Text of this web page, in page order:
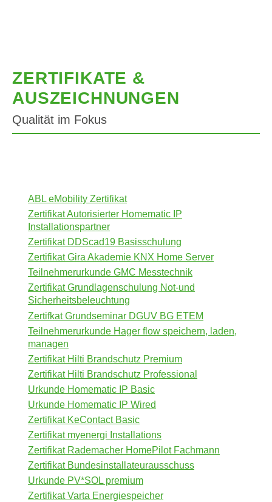
ZERTIFIKATE &
AUSZEICHNUNGEN
Qualität im Fokus
ABL eMobility Zertifikat
Zertifikat Autorisierter Homematic IP
Installationspartner
Zertifikat DDScad19 Basisschulung
Zertifikat Gira Akademie KNX Home Server
Teilnehmerurkunde GMC Messtechnik
Zertifikat Grundlagenschulung Not-und
Sicherheitsbeleuchtung
Zertifkat Grundseminar DGUV BG ETEM
Teilnehmerurkunde Hager flow speichern, laden,
managen
Zertifikat Hilti Brandschutz Premium
Zertifikat Hilti Brandschutz Professional
Urkunde Homematic IP Basic
Urkunde Homematic IP Wired
Zertifikat KeContact Basic
Zertifikat myenergi Installations
Zertifikat Rademacher HomePilot Fachmann
Zertifikat Bundesinstallateurausschuss
Urkunde PV*SOL premium
Zertifikat Varta Energiespeicher